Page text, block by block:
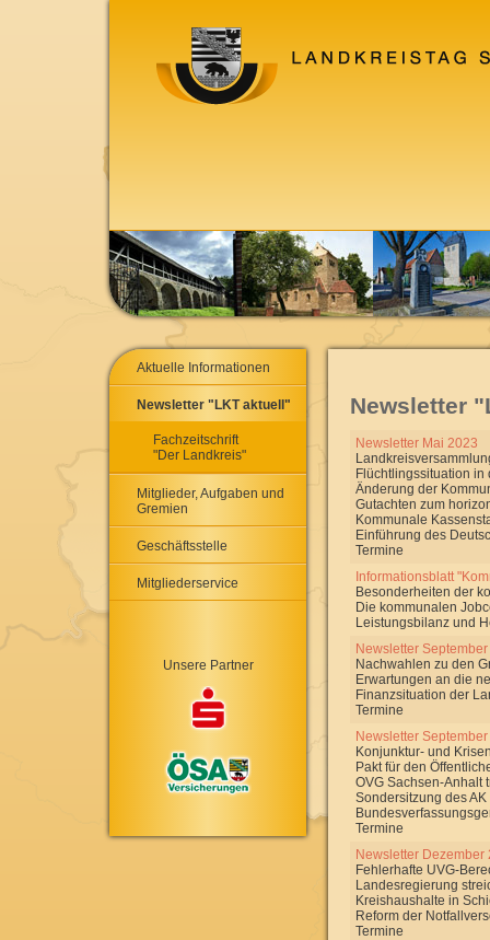
Aktuelle Informationen
Newsletter "LKT aktuell"
Fachzeitschrift
"Der Landkreis"
Mitglieder, Aufgaben und
Gremien
Geschäftsstelle
Mitgliederservice
Unsere Partner
Newsletter
Newsletter Mai 2023
Flüchtlingssituation
Änderung der
Gutachten zum
Kommunale
Einführung des
Termine
Informationsblatt
Besonderheiten der
Die kommunalen
Leistungsbilanz und
Newsletter
Nachwahlen zu den
Erwartungen an die
Finanzsituation der
Termine
Newsletter
Konjunktur- und
Pakt für den
OVG Sachsen-Anhalt
Sondersitzung des
Termine
Newsletter Dezember
Fehlerhafte UVG-
Landesregierung
Kreishaushalte in
Reform der
Termine